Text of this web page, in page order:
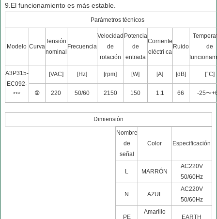
9.El funcionamiento es más estable.
Parámetros técnicos
Modelo Curva
Tensión
nominal
Frecuencia
Velocidad
de
rotación
Potencia
de
entrada
Corriente
eléctri ca
Ruido
de
A3P315-
EC092-
***
[VAC] [Hz] [rpm] [W] [A] [dB] [°C]
① 220 50/60 2150 150 1.1 66 -25〜
Dimiensión
Nombre
de
señal
Color Especificación
L MARRÓN
AC220V
50/60Hz
N AZUL
AC220V
50/60Hz
PE
Amarillo
EARTH